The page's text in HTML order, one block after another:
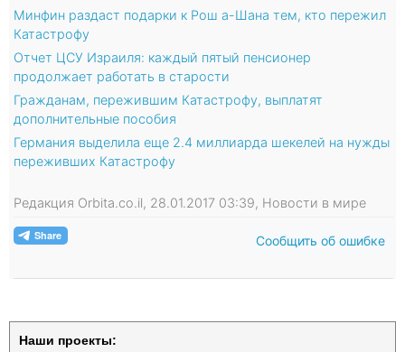
Минфин раздаст подарки к Рош а-Шана тем, кто пережил
Катастрофу
Отчет ЦСУ Израиля: каждый пятый пенсионер
продолжает работать в старости
Гражданам, пережившим Катастрофу, выплатят
дополнительные пособия
Германия выделила еще 2.4 миллиарда шекелей на нужды
переживших Катастрофу
Редакция Orbita.co.il, 28.01.2017 03:39, Новости в мире
Сообщить об ошибке
Наши проекты: